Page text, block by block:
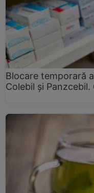
Blocare temporară
Colebil și